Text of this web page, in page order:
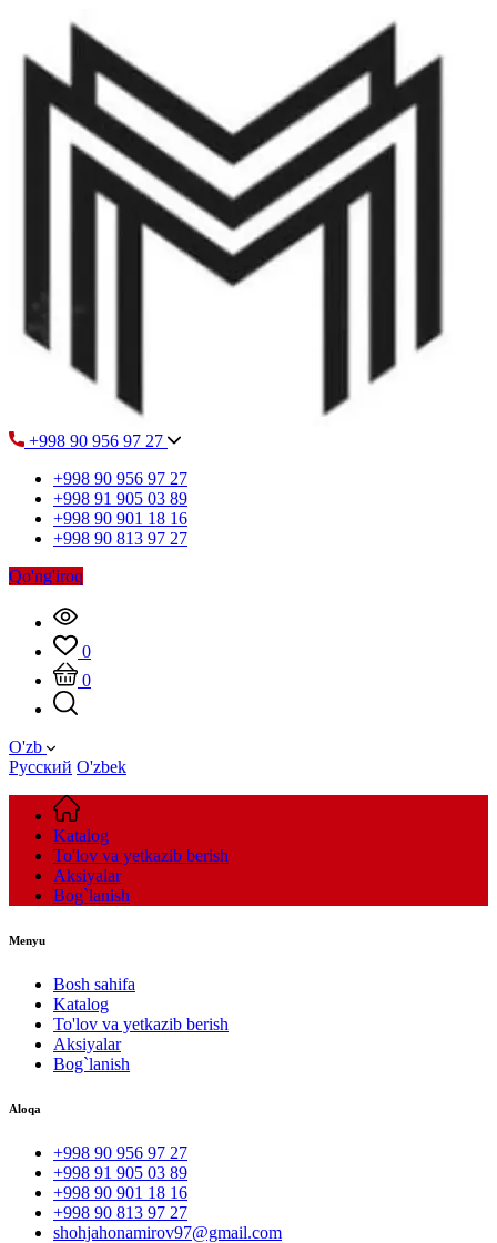
+998 90 956 97 27
+998 90 956 97 27
+998 91 905 03 89
+998 90 901 18 16
+998 90 813 97 27
Qo'ng'iroq
0
0
O'zb
Русский O'zbek
Katalog
To'lov va yetkazib berish
Aksiyalar
Bog`lanish
Menyu
Bosh sahifa
Katalog
To'lov va yetkazib berish
Aksiyalar
Bog`lanish
Aloqa
+998 90 956 97 27
+998 91 905 03 89
+998 90 901 18 16
+998 90 813 97 27
shohjahonamirov97@gmail.com